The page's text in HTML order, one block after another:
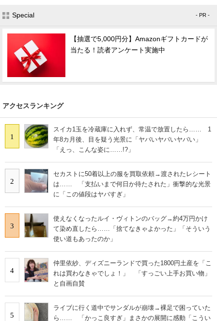
Special - PR -
【抽選で5,000円分】Amazonギフトカードが
当たる！読者アンケート実施中
アクセスランキング
1
スイカ1玉を冷蔵庫に入れず、常温で放置したら…… 1
年8カ月後、目を疑う光景に「ヤバいヤバいヤバい」
「えっ、こんな姿に……!?」
2
セカストに50着以上の服を買取依頼→渡されたレシート
は…… 「支払いまで何日か待たされた」衝撃的な光景
に「この値段はヤバすぎ」
3
使えなくなったルイ・ヴィトンのバッグ→約4万円かけ
て染め直したら……「捨てなきゃよかった」「そういう
使い道もあったのか」
4
仲里依紗、ディズニーランドで買った1800円土産を「こ
れは買わなきゃでしょ！」 「すっごい上手お買い物」
と自画自賛
5
ライブに行く道中でサンダルが崩壊→裸足で困っていた
ら…… 「かっこ良すぎ」まさかの展開に感動「こうい